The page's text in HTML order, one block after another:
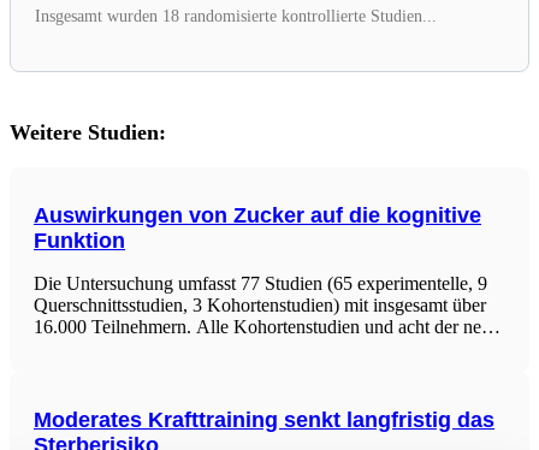
Insgesamt wurden 18 randomisierte kontrollierte Studien...
Weitere Studien:
Auswirkungen von Zucker auf die kognitive
Funktion
Die Untersuchung umfasst 77 Studien (65 experimentelle, 9
Querschnittsstudien, 3 Kohortenstudien) mit insgesamt über
16.000 Teilnehmern. Alle Kohortenstudien und acht der neun
Moderates Krafttraining senkt langfristig das
Sterberisiko